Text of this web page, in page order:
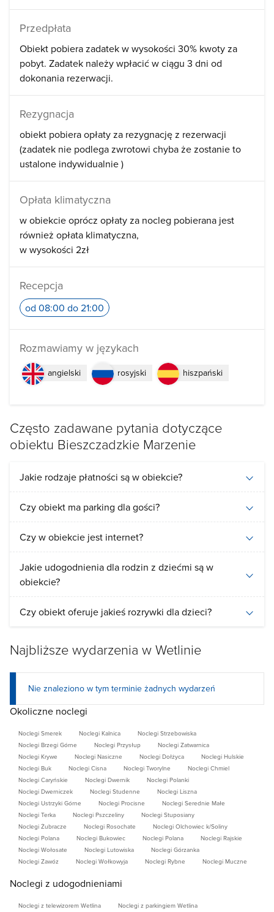
Przedpłata
Obiekt pobiera zadatek w wysokości 30% kwoty za
pobyt. Zadatek należy wpłacić w ciągu 3 dni od
dokonania rezerwacji.
Rezygnacja
obiekt pobiera opłaty za rezygnację z rezerwacji
(zadatek nie podlega zwrotowi chyba że zostanie to
ustalone indywidualnie )
Opłata klimatyczna
w obiekcie oprócz opłaty za nocleg pobierana jest
również opłata klimatyczna
w wysokości 2zł
Recepcja
od 08:00 do 21:00
Rozmawiamy w językach
angielski rosyjski hiszpański
Często zadawane pytania dotyczące
obiektu Bieszczadzkie Marzenie
Jakie rodzaje płatności są w obiekcie?
Czy obiekt ma parking dla gości?
Czy w obiekcie jest internet?
Jakie udogodnienia dla rodzin z dziećmi są w
obiekcie?
Czy obiekt oferuje jakieś rozrywki dla dzieci?
Najbliższe wydarzenia w Wetlinie
Nie znaleziono w tym terminie żadnych wydarzeń
Okoliczne noclegi
Noclegi Smerek Noclegi Kalnica
Noclegi Strzebowiska
Noclegi Brzegi Górne
Noclegi Przysłup
Noclegi Zatwarnica
Noclegi Krywe
Noclegi Nasiczne Noclegi Dołżyca
Noclegi Hulskie
Noclegi Buk
Noclegi Cisna Noclegi Tworylne
Noclegi Chmiel
Noclegi Caryńskie
Noclegi Dwernik
Noclegi Polanki
Noclegi Dwerniczek
Noclegi Studenne
Noclegi Liszna
Noclegi Ustrzyki Górne
Noclegi Procisne
Noclegi Serednie Małe
Noclegi Terka
Noclegi Pszczeliny
Noclegi Stuposiany
Noclegi Żubracze
Noclegi Rosochate
Noclegi Olchowiec k/Soliny
Noclegi Polana
Noclegi Bukowiec Noclegi Polana
Noclegi Rajskie
Noclegi Wołosate
Noclegi Lutowiska
Noclegi Górzanka
Noclegi Zawóz
Noclegi Wołkowyja Noclegi Rybne Noclegi Muczne
Noclegi z udogodnieniami
Noclegi z telewizorem Wetlina
Noclegi z parkingiem Wetlina